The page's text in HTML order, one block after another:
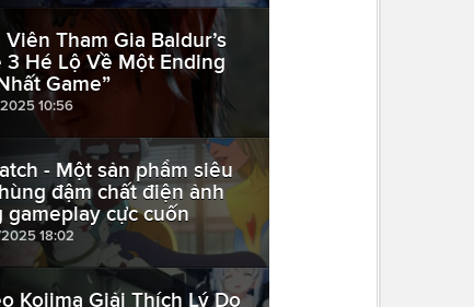
Viên Tham Gia Baldur’s
3 Hé Lộ Về Một Ending
Game”
10:56
- Một sản phẩm siêu
đậm chất điện ảnh
gameplay cực cuốn
18:02
Kojima Giải Thích Lý Do